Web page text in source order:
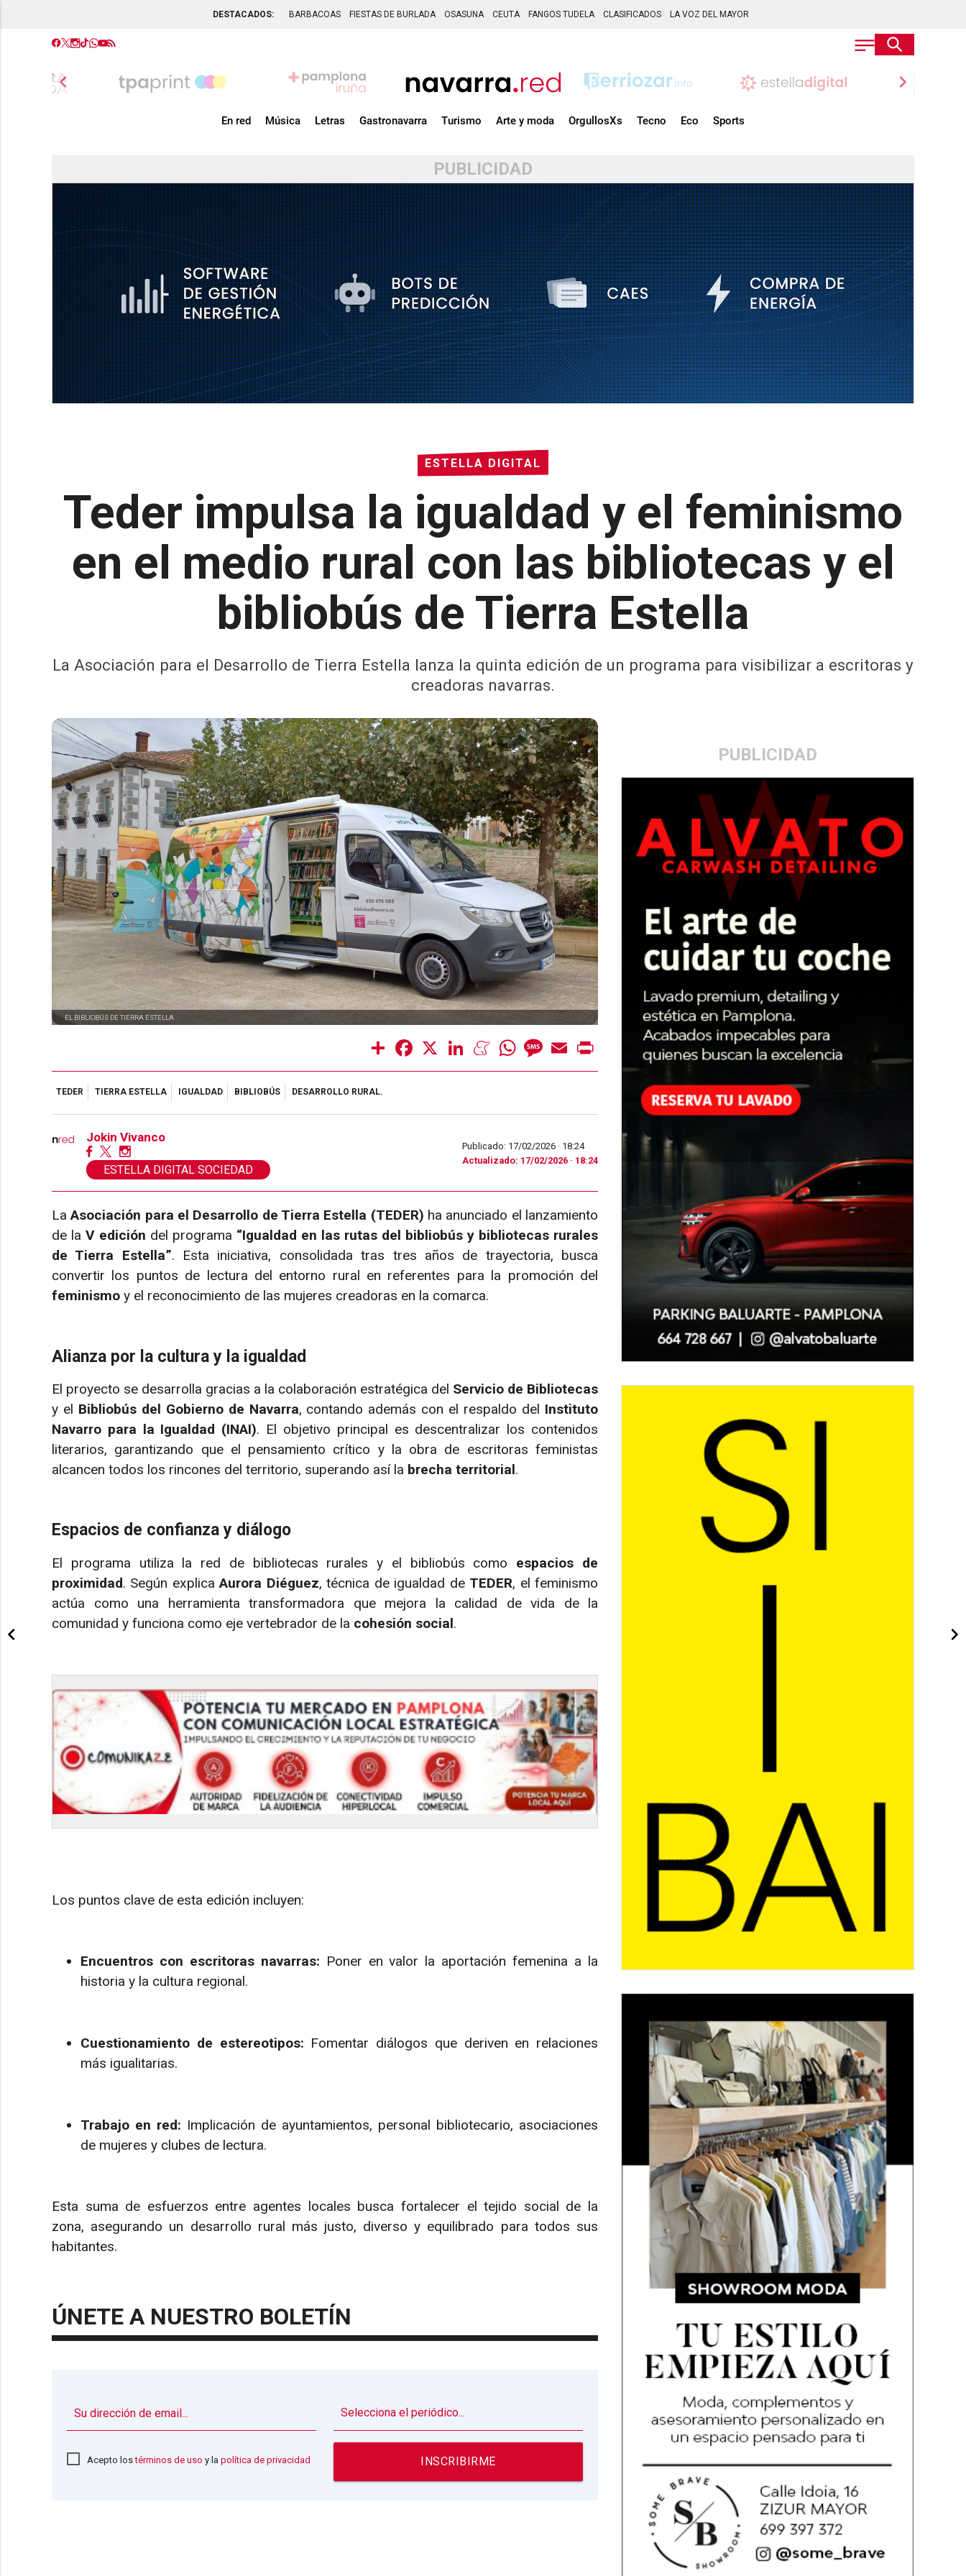
DESTACADOS: BARBACOAS FIESTAS DE BURLADA OSASUNA CEUTA FANGOS TUDELA CLASIFICADOS LA VOZ DEL MAYOR
chevron_left chevron_right
En red Música Letras Gastronavarra Turismo Arte y moda OrgullosXs Tecno Eco Sports
PUBLICIDAD
ESTELLA DIGITAL
Teder impulsa la igualdad y el feminismo
en el medio rural con las bibliotecas y el
bibliobús de Tierra Estella
La Asociación para el Desarrollo de Tierra Estella lanza la quinta edición de un programa para visibilizar a escritoras y
creadoras navarras.
PUBLICIDAD
EL BIBLIOBÚS DE TIERRA ESTELLA
Share Facebook LinkedInMeneameWhatsAppMessage
Email
TEDER TIERRA ESTELLA IGUALDAD BIBLIOBÚS DESARROLLO RURAL.
Jokin Vivanco
ESTELLA DIGITAL SOCIEDAD
Publicado: 17/02/2026 · 18:24
Actualizado: 17/02/2026 · 18:24
LaAsociación para el Desarrollo de Tierra Estella (TEDER) ha anunciado el lanzamiento
de la V edición del programa “Igualdad en las rutas del bibliobús y bibliotecas rurales
de Tierra Estella”. Esta iniciativa, consolidada tras tres años de trayectoria, busca
convertir los puntos de lectura del entorno rural en referentes para la promoción del
feminismo y el reconocimiento de las mujeres creadoras en la comarca.
Alianza por la cultura y la igualdad
El proyecto se desarrolla gracias a la colaboración estratégica del Servicio de Bibliotecas
y el Bibliobús del Gobierno de Navarra, contando además con el respaldo del Instituto
Navarro para la Igualdad (INAI). El objetivo principal es descentralizar los contenidos
literarios, garantizando que el pensamiento crítico y la obra de escritoras feministas
alcancen todos los rincones del territorio, superando así la brecha territorial.
Espacios de confianza y diálogo
El programa utiliza la red de bibliotecas rurales y el bibliobús como espacios de
proximidad. Según explicaAurora Diéguez, técnica de igualdad de TEDER, el feminismo
actúa como una herramienta transformadora que mejora la calidad de vida de la
comunidad y funciona como eje vertebrador de la cohesión social.
Los puntos clave de esta edición incluyen:
Encuentros con escritoras navarras: Poner en valor la aportación femenina a la
historia y la cultura regional.
Cuestionamiento de estereotipos: Fomentar diálogos que deriven en relaciones
más igualitarias.
Trabajo en red: Implicación de ayuntamientos, personal bibliotecario, asociaciones
de mujeres y clubes de lectura.
Esta suma de esfuerzos entre agentes locales busca fortalecer el tejido social de la
zona, asegurando un desarrollo rural más justo, diverso y equilibrado para todos sus
habitantes.
ÚNETE A NUESTRO BOLETÍN
Acepto lostérminos de uso y la política de privacidad INSCRIBIRME